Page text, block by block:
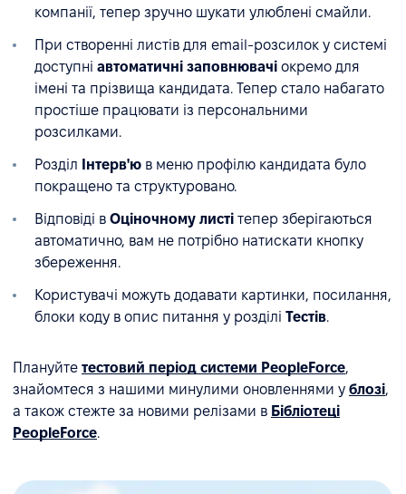
компанії, тепер зручно шукати улюблені смайли.
При створенні листів для email-розсилок у системі
доступні автоматичні заповнювачі окремо для
імені та прізвища кандидата. Тепер стало набагато
простіше працювати із персональними
розсилками.
Розділ Інтерв'ю в меню профілю кандидата було
покращено та структуровано.
Відповіді в Оціночному листі тепер зберігаються
автоматично, вам не потрібно натискати кнопку
збереження.
Користувачі можуть додавати картинки, посилання,
блоки коду в опис питання у розділі Тестів.
Плануйте тестовий період системи PeopleForce,
знайомтеся з нашими минулими оновленнями у блозі,
а також стежте за новими релізами в Бібліотеці
PeopleForce.